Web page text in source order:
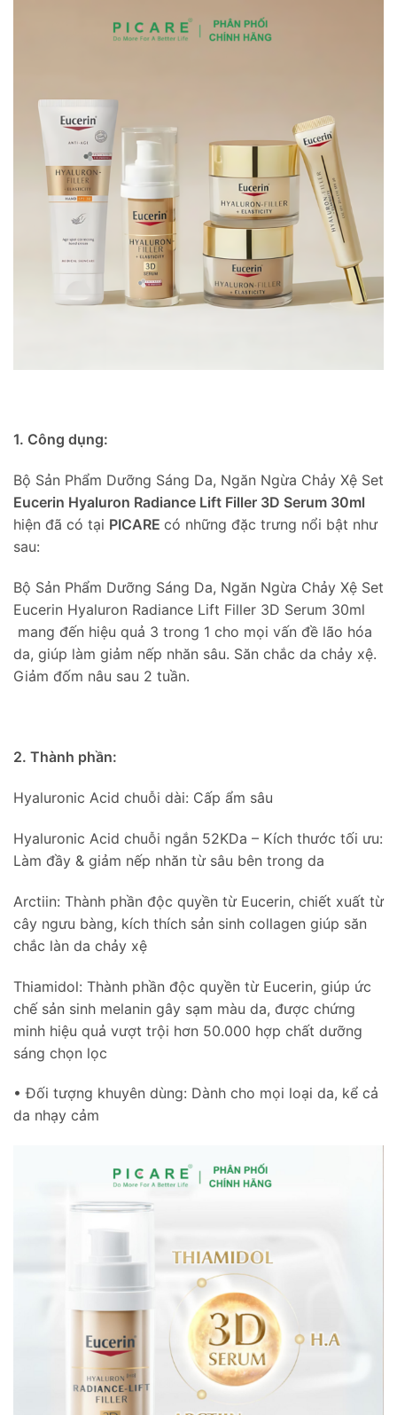
1. Công dụng:
Bộ Sản Phẩm Dưỡng Sáng Da, Ngăn Ngừa Chảy Xệ Set
Eucerin Hyaluron Radiance Lift Filler 3D Serum 30ml
hiện đã có tại PICARE có những đặc trưng nổi bật như
sau:
Bộ Sản Phẩm Dưỡng Sáng Da, Ngăn Ngừa Chảy Xệ Set
Eucerin Hyaluron Radiance Lift Filler 3D Serum 30ml
mang đến hiệu quả 3 trong 1 cho mọi vấn đề lão hóa
da, giúp làm giảm nếp nhăn sâu. Săn chắc da chảy xệ.
Giảm đốm nâu sau 2 tuần.
2. Thành phần:
Hyaluronic Acid chuỗi dài: Cấp ẩm sâu
Hyaluronic Acid chuỗi ngắn 52KDa – Kích thước tối ưu:
Làm đầy & giảm nếp nhăn từ sâu bên trong da
Arctiin: Thành phần độc quyền từ Eucerin, chiết xuất từ
cây ngưu bàng, kích thích sản sinh collagen giúp săn
chắc làn da chảy xệ
Thiamidol: Thành phần độc quyền từ Eucerin, giúp ức
chế sản sinh melanin gây sạm màu da, được chứng
minh hiệu quả vượt trội hơn 50.000 hợp chất dưỡng
sáng chọn lọc
• Đối tượng khuyên dùng: Dành cho mọi loại da, kể cả
da nhạy cảm